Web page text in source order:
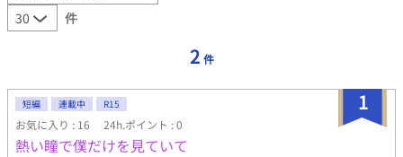
件
2 件
1
短編 連載中 R15
お気に入り : 16 24h.ポイント : 0
熱い瞳で僕だけを見ていて